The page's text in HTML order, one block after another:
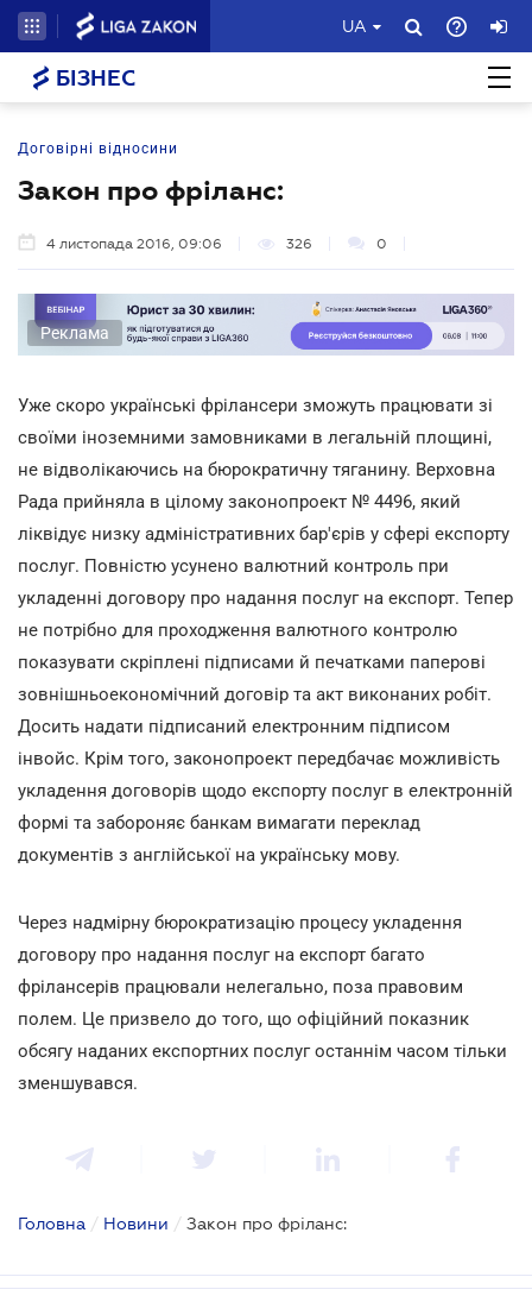
UA
БІЗНЕС
Договірні відносини
Закон про фріланс:
4 листопада 2016, 09:06 326 0
Реклама
Уже скоро українські фрілансери зможуть працювати зі
своїми іноземними замовниками в легальній площині,
не відволікаючись на бюрократичну тяганину. Верховна
Рада прийняла в цілому законопроект № 4496, який
ліквідує низку адміністративних бар'єрів у сфері експорту
послуг. Повністю усунено валютний контроль при
укладенні договору про надання послуг на експорт. Тепер
не потрібно для проходження валютного контролю
показувати скріплені підписами й печатками паперові
зовнішньоекономічний договір та акт виконаних робіт.
Досить надати підписаний електронним підписом
інвойс. Крім того, законопроект передбачає можливість
укладення договорів щодо експорту послуг в електронній
формі та забороняє банкам вимагати переклад
документів з англійської на українську мову.
Через надмірну бюрократизацію процесу укладення
договору про надання послуг на експорт багато
фрілансерів працювали нелегально, поза правовим
полем. Це призвело до того, що офіційний показник
обсягу наданих експортних послуг останнім часом тільки
зменшувався.
Головна / Новини / Закон про фріланс: